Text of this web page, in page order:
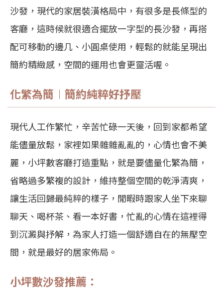
沙發，現代的家居裝潢格局中，有很多是長條型的
客廳，這時候就很適合擺放一字型的長沙發，再搭
配可移動的邊几、小圓桌使用，輕鬆的就能呈現出
簡約精緻感，空間的運用也會更靈活喔。
化繁為簡︱簡約純粹好抒壓
現代人工作繁忙，辛苦忙碌一天後，回到家都希望
能儘量放鬆，家裡如果雜雜亂亂的，心情也會不美
麗，小坪數客廳打造重點，就是要儘量化繁為簡，
省略過多繁複的設計，維持整個空間的乾淨清爽，
讓生活回歸最純粹的樣子，閒暇時跟家人坐下來聊
聊天、喝杯茶、看一本好書，忙亂的心情在這裡得
到沉澱與抒解，為家人打造一個舒適自在的無壓空
間，就是最好的居家佈局。
小坪數沙發推薦：